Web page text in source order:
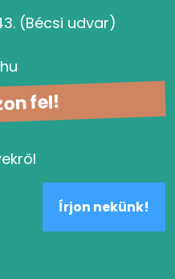
fel!
Írjon nekünk!
(Bécsi udvar)